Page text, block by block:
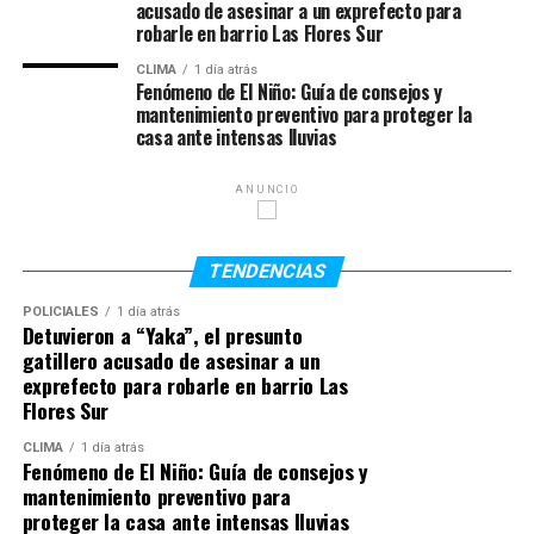
Por su parte, la directora provincial de Prevención y
Promoción de la Salud,Analía Chumpitaz
incremento en la circulación delvirus sincicial
respiratorio (VSR), aunque aclaró que la situación
general y la del Covid-19 se mantienen estables. En ese
vacuna contra el VSR para embarazadas en el último
anticuerpos al recién nacido.
Guía útil: Dónde y quiénes deben
vacunarse
La aplicación es
públicos y hospitales de la provincia con vacunatorio
habilitado.
Población prioritaria:
estando integrado a las normativas de firma y
competencia vigentes.
Trámites más ágiles:El paciente ya no
dependerá exclusivamente del traslado físico del
su entorno laboral o escolar, agilizando los
tiempos de carga de licencias.
Fin de las falsificaciones:Al estar enmarcado
en una plataforma oficial con trazabilidad digital,
el sistema permite verificar de forma inmediata la
autenticidad del emisor y del documento,
neutralizando el circuito de certificados
Beneficios para profesionales y la comunidad
acusado de asesinar a un exprefecto para
robarle en barrio Las Flores Sur
CLIMA 1 día atrás
Fenómeno de El Niño: Guía de consejos y
mantenimiento preventivo para proteger la
casa ante intensas lluvias
ANUNCIO
TENDENCIAS
POLICIALES 1 día atrás
Detuvieron a “Yaka”, el presunto
gatillero acusado de asesinar a un
exprefecto para robarle en barrio Las
Flores Sur
CLIMA 1 día atrás
Fenómeno de El Niño: Guía de consejos y
mantenimiento preventivo para
proteger la casa ante intensas lluvias